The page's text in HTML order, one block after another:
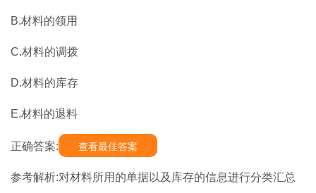
B.材料的领用
C.材料的调拨
D.材料的库存
E.材料的退料
正确答案: 查看最佳答案
参考解析:对材料所用的单据以及库存的信息进行分类汇总